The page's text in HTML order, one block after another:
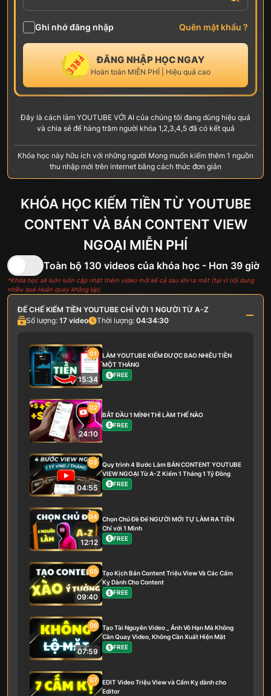
KHÓA HỌC KIẾM TIỀN TỪ YOUTUBE
CONTENT VÀ BÁN CONTENT VIEW
NGOẠI MIỄN PHÍ
Toàn bộ 130 videos của khóa học - Hơn 39 giờ
*Khóa học sẽ luôn luôn cập nhật thêm video mới kể cả sau khi ra mắt (tại vì nội dung
nhiều quá Huân quay không kịp)
ĐẾ CHẾ KIẾM TIỀN YOUTUBE CHỈ VỚI 1 NGƯỜI TỪ A-Z
Số lượng: 17 video Thời lượng: 04:34:30
01
15:34
LÀM YOUTUBE KIẾM ĐƯỢC BAO NHIÊU TIỀN
MỘT THÁNG
FREE
02
24:10
BẮT ĐẦU 1 MÌNH THÌ LÀM THẾ NÀO
FREE
03
04:55
Quy trình 4 Bước Làm BÁN CONTENT YOUTUBE
VIEW NGOẠI Từ A-Z Kiếm 1 Tháng 1 Tỷ Đồng
FREE
04
12:12
Chọn Chủ Đề Để NGƯỜI MỚI TỰ LÀM RA TIỀN
Chỉ với 1 Mình
FREE
05
09:40
Tạo Kịch Bản Content Triệu View Và Các Cấm
Kỵ Dành Cho Content
FREE
06
07:59
Tạo Tài Nguyên Video _ Ảnh Vô Hạn Mà Không
Cần Quay Video, Không Cần Xuất Hiện Mặt
FREE
07
EDIT Video Triệu View và Cấm Kỵ dành cho
Editor
Ghi nhớ đăng nhập Quên mật khẩu ?
ĐĂNG NHẬP HỌC NGAY
Hoàn toàn MIỄN PHÍ | Hiệu quả cao
Đây là cách làm YOUTUBE VỚI AI của chúng tôi đang dùng hiệu quả
và chia sẻ để hàng trăm người khóa 1,2,3,4,5 đã có kết quả
Khóa học này hữu ích với những người Mong muốn kiếm thêm 1 nguồn
thu nhập mới trên internet bằng cách thức đơn giản